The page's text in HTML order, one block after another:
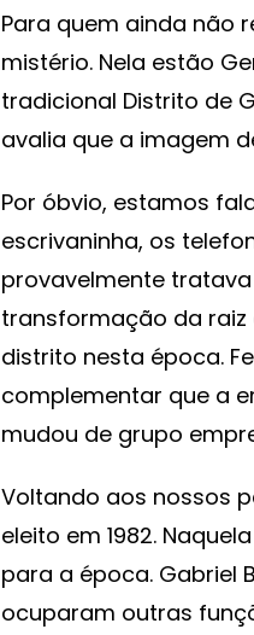
Para quem ainda não
mistério. Nela estão
tradicional Distrito de
avalia que a imagem
Por óbvio, estamos
escrivaninha, os
provavelmente
transformação da
distrito nesta época.
complementar que a
mudou de grupo
Voltando aos nossos
eleito em 1982.
para a época. Gabriel
ocuparam outras